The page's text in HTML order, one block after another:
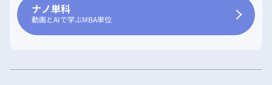
ナノ単科
動画とAIで学ぶMBA単位